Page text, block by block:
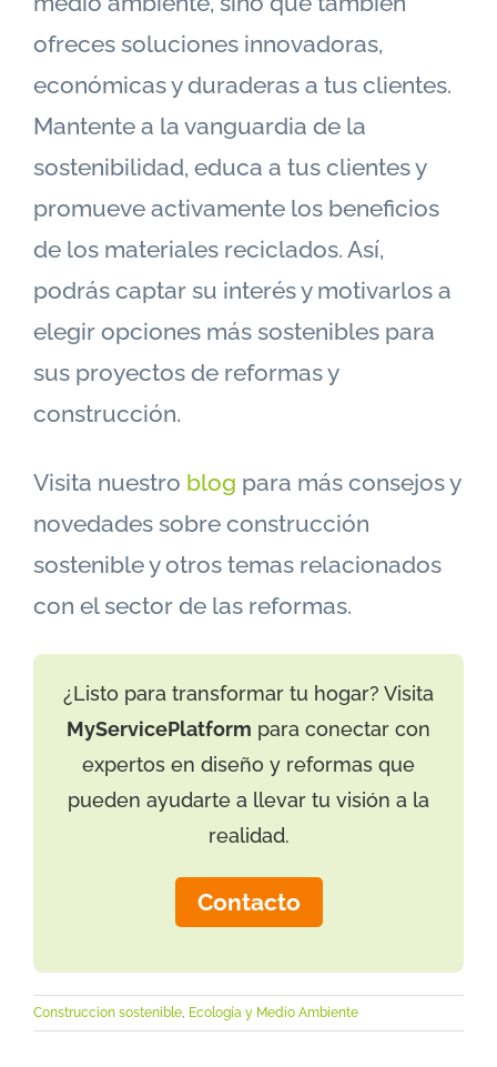
ofreces soluciones innovadoras,
económicas y duraderas a tus clientes.
Mantente a la vanguardia de la
sostenibilidad, educa a tus clientes y
promueve activamente los beneficios
de los materiales reciclados. Así,
podrás captar su interés y motivarlos a
elegir opciones más sostenibles para
sus proyectos de reformas y
construcción.
Visita nuestro blog para más consejos y
novedades sobre construcción
sostenible y otros temas relacionados
con el sector de las reformas.
¿Listo para transformar tu hogar? Visita
MyServicePlatform para conectar con
expertos en diseño y reformas que
pueden ayudarte a llevar tu visión a la
realidad.
Contacto
Construccion sostenible, Ecología y Medio Ambiente